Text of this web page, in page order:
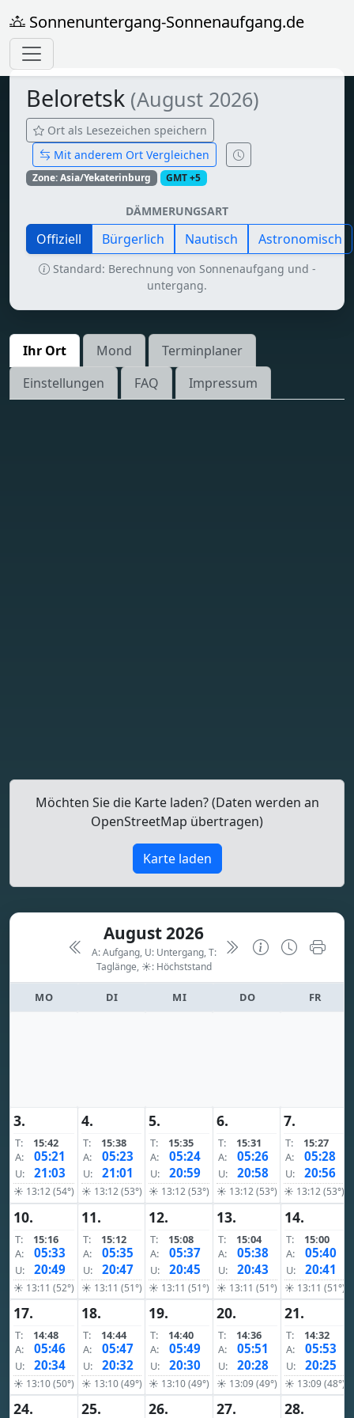
Sonnenuntergang-Sonnenaufgang.de
Beloretsk (August 2026)
Ort als Lesezeichen speichern
Mit anderem Ort Vergleichen
Zone: Asia/Yekaterinburg GMT +5
DÄMMERUNGSART
Offiziell Bürgerlich Nautisch Astronomisch
Standard: Berechnung von Sonnenaufgang und -
untergang.
Ihr Ort Mond
Terminplaner
Einstellungen
FAQ Impressum
Möchten Sie die Karte laden? (Daten werden an
OpenStreetMap übertragen)
Karte laden
August 2026
A: Aufgang, U: Untergang, T:
Taglänge, ☀: Höchststand
MO DI MI DO FR
3.
T:
15:42
A:
05:21
U: 21:03
☀ 13:12 (54°)
4.
T:
15:38
A:
05:23
U: 21:01
☀ 13:12 (53°)
5.
T:
15:35
A:
05:24
U: 20:59
☀ 13:12 (53°)
6.
T:
15:31
A:
05:26
U: 20:58
☀ 13:12 (53°)
7.
T:
15:27
A:
05:28
U: 20:56
☀ 13:12 (53°)
10.
T:
15:16
A:
05:33
U: 20:49
☀ 13:11 (52°)
11.
T:
15:12
A:
05:35
U: 20:47
☀ 13:11 (51°)
12.
T:
15:08
A:
05:37
U: 20:45
☀ 13:11 (51°)
13.
T:
15:04
A:
05:38
U: 20:43
☀ 13:11 (51°)
14.
T:
15:00
A:
05:40
U: 20:41
☀ 13:11 (51°)
17.
T:
14:48
A:
05:46
U: 20:34
☀ 13:10 (50°)
18.
T:
14:44
A:
05:47
U: 20:32
☀ 13:10 (49°)
19.
T:
14:40
A:
05:49
U: 20:30
☀ 13:10 (49°)
20.
T:
14:36
A:
05:51
U: 20:28
☀ 13:09 (49°)
21.
T:
14:32
A:
05:53
U: 20:25
☀ 13:09 (48°)
24. 25. 26. 27. 28.